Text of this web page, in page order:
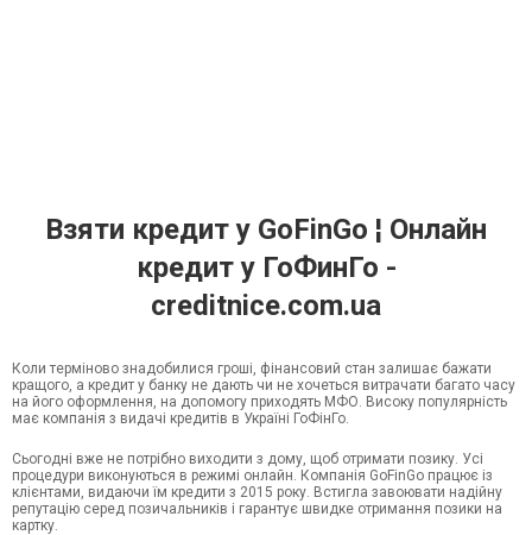
Взяти кредит у GoFinGo ¦ Онлайн
кредит у ГоФинГо -
creditnice.com.ua
Коли терміново знадобилися гроші, фінансовий стан залишає бажати
кращого, а кредит у банку не дають чи не хочеться витрачати багато часу
на його оформлення, на допомогу приходять МФО. Високу популярність
має компанія з видачі кредитів в Україні ГоФінГо.
Сьогодні вже не потрібно виходити з дому, щоб отримати позику. Усі
процедури виконуються в режимі онлайн. Компанія GoFinGo працює із
клієнтами, видаючи їм кредити з 2015 року. Встигла завоювати надійну
репутацію серед позичальників і гарантує швидке отримання позики на
картку.